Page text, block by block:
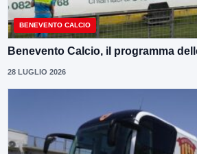
BENEVENTO CALCIO
Benevento Calcio, il programma
28 LUGLIO 2026